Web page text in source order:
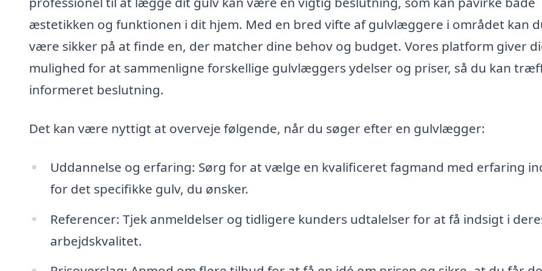
æstetikken og funktionen i dit hjem. Med en bred vifte af gulvlæggere i området kan
være sikker på at finde en, der matcher dine behov og budget. Vores platform giver
mulighed for at sammenligne forskellige gulvlæggers ydelser og priser, så du kan
informeret beslutning.
Det kan være nyttigt at overveje følgende, når du søger efter en gulvlægger:
Uddannelse og erfaring: Sørg for at vælge en kvalificeret fagmand med erfaring
for det specifikke gulv, du ønsker.
Referencer: Tjek anmeldelser og tidligere kunders udtalelser for at få indsigt i
arbejdskvalitet.